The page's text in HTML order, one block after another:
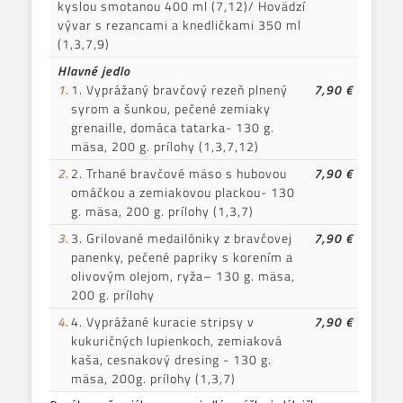
kyslou smotanou 400 ml (7,12)/ Hovädzí
vývar s rezancami a knedličkami 350 ml
(1,3,7,9)
Hlavné jedlo
1. 1. Vyprážaný bravčový rezeň plnený
syrom a šunkou, pečené zemiaky
grenaille, domáca tatarka- 130 g.
mäsa, 200 g. prílohy (1,3,7,12)
7,90 €
2. 2. Trhané bravčové mäso s hubovou
omáčkou a zemiakovou plackou- 130
g. mäsa, 200 g. prílohy (1,3,7)
7,90 €
3. 3. Grilované medailóniky z bravčovej
panenky, pečené papriky s korením a
olivovým olejom, ryža– 130 g. mäsa,
200 g. prílohy
7,90 €
4.4. Vyprážané kuracie stripsy v
kukuričných lupienkoch, zemiaková
kaša, cesnakový dresing - 130 g.
mäsa, 200g. prílohy (1,3,7)
7,90 €